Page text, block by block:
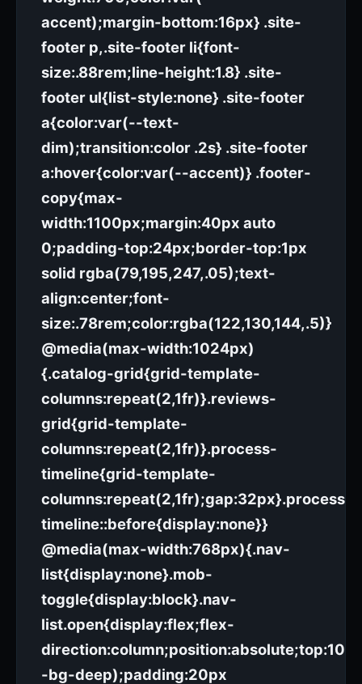
accent);margin-bottom:16px} .site-
footer p,.site-footer li{font-
size:.88rem;line-height:1.8} .site-
footer ul{list-style:none} .site-footer
a{color:var(--text-
dim);transition:color .2s} .site-footer
a:hover{color:var(--accent)} .footer-
copy{max-
width:1100px;margin:40px auto
0;padding-top:24px;border-top:1px
solid rgba(79,195,247,.05);text-
align:center;font-
size:.78rem;color:rgba(122,130,144,.5)}
@media(max-width:1024px)
{.catalog-grid{grid-template-
columns:repeat(2,1fr)}.reviews-
grid{grid-template-
columns:repeat(2,1fr)}.process-
timeline{grid-template-
columns:repeat(2,1fr);gap:32px}.process-
timeline::before{display:none}}
@media(max-width:768px){.nav-
list{display:none}.mob-
toggle{display:block}.nav-
list.open{display:flex;flex-
-bg-deep);padding:20px